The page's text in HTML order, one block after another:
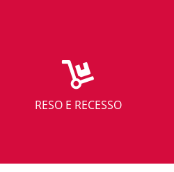
RESO E RECESSO